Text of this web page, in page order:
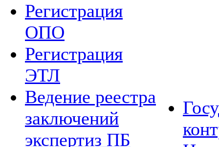
Регистрация
ОПО
Регистрация
ЭТЛ
Ведение реестра
заключений
экспертиз ПБ